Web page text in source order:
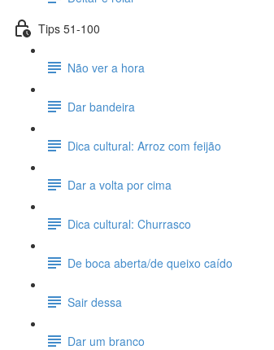
Tips 51-100
Não ver a hora
Dar bandeira
Dica cultural: Arroz com feijão
Dar a volta por cima
Dica cultural: Churrasco
De boca aberta/de queixo caído
Sair dessa
Dar um branco